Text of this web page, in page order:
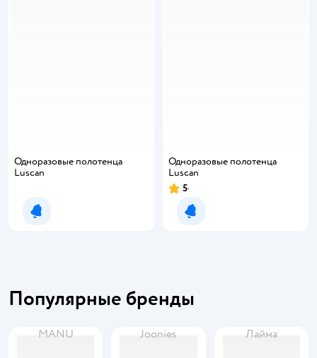
Одноразовые полотенца
Luscan
Уведомить о появлении
Одноразовые полотенца
Luscan
Рейтинг:
5
Уведомить о появлении
Популярные бренды
MANU Joonies Лайма